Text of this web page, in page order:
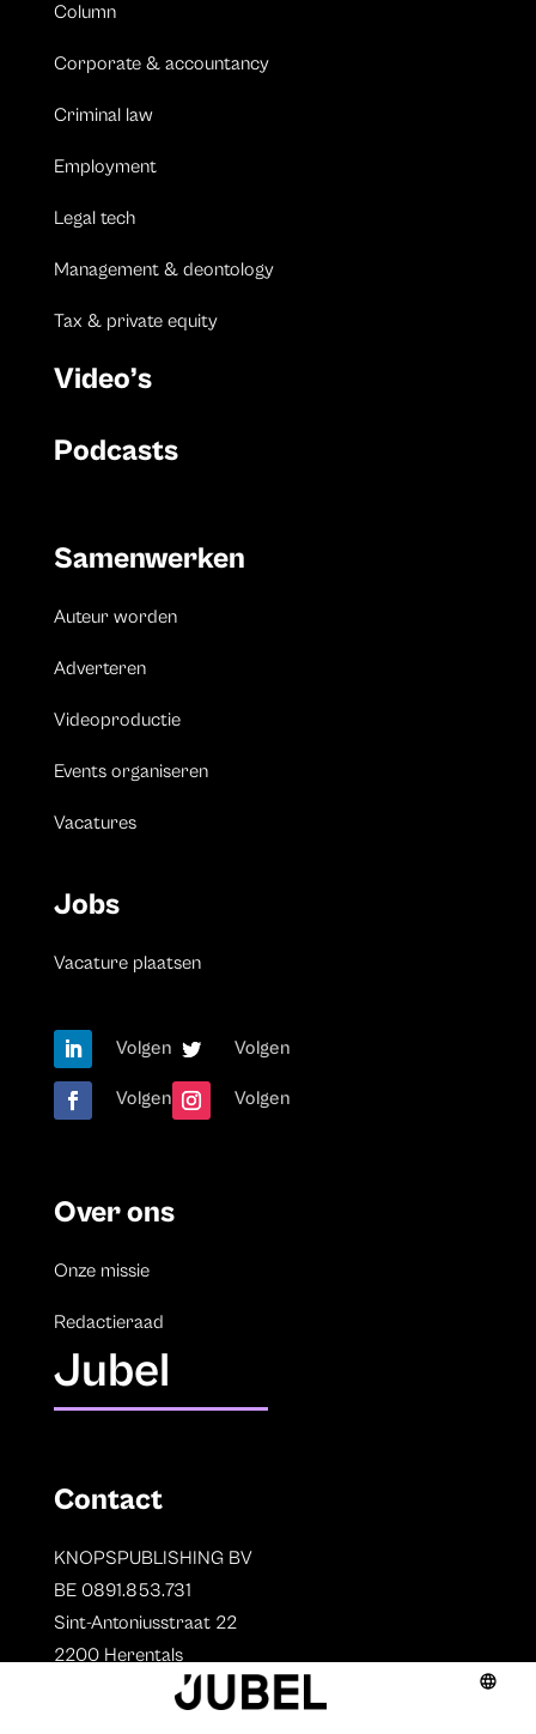
Column
Corporate & accountancy
Criminal law
Employment
Legal tech
Management & deontology
Tax & private equity
Video’s
Podcasts
Samenwerken
Auteur worden
Adverteren
Videoproductie
Events organiseren
Vacatures
Jobs
Vacature plaatsen
Volgen Volgen
Volgen Volgen
Over ons
Onze missie
Redactieraad
Jubel
Contact
KNOPSPUBLISHING BV
BE 0891.853.731
Sint-Antoniusstraat 22
2200 Herentals